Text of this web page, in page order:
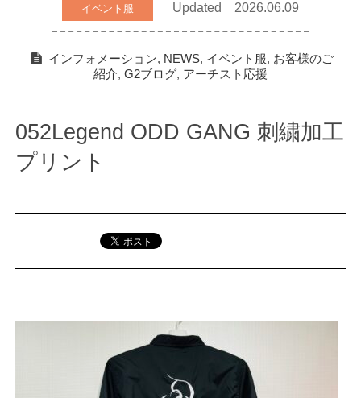
イベント服 Updated 2026.06.09
インフォメーション, NEWS, イベント服, お客様のご
紹介, G2ブログ, アーチスト応援
052Legend ODD GANG 刺繍加工
プリント